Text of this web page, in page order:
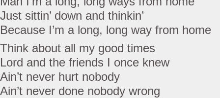
Just sittin’ down and thinkin’
Because I’m a long, long way from home
Think about all my good times
Lord and the friends I once knew
Ain’t never hurt nobody
Ain’t never done nobody wrong